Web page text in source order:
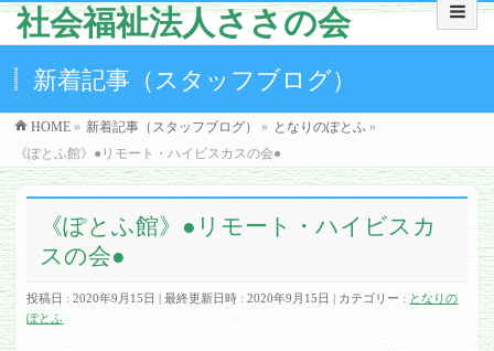
社会福祉法人ささの会
新着記事（スタッフブログ）
HOME » 新着記事（スタッフブログ） » となりのぽとふ »
《ぽとふ館》●リモート・ハイビスカスの会●
《ぽとふ館》●リモート・ハイビスカ
スの会●
投稿日 : 2020年9月15日 最終更新日時 : 2020年9月15日 カテゴリー : となりの
ぽとふ